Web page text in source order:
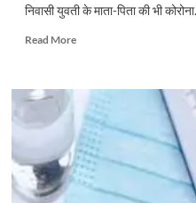
निवासी युवती के माता-पिता की भी
Read MoreRead
ओमिक्रोन
बढ़ा
रहा
टेंशन,
युवती